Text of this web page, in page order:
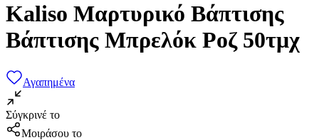
Kaliso Μαρτυρικό Βάπτισης
Βάπτισης Μπρελόκ Ροζ 50τμχ
Αγαπημένα
Σύγκρινέ το
Μοιράσου το